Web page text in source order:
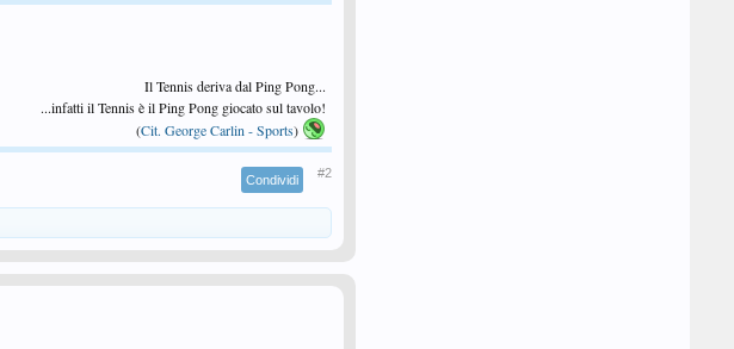
Il Tennis deriva dal Ping Pong...
...infatti il Tennis è il Ping Pong giocato sul tavolo!
(Cit. George Carlin - Sports)
Condividi #2